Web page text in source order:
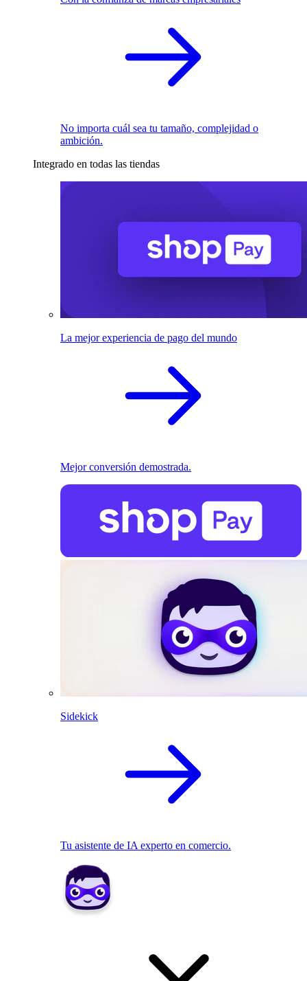
No importa cuál sea tu tamaño, complejidad o
ambición.
Integrado en todas las tiendas
La mejor experiencia de pago del mundo
Mejor conversión demostrada.
Sidekick
Tu asistente de IA experto en comercio.